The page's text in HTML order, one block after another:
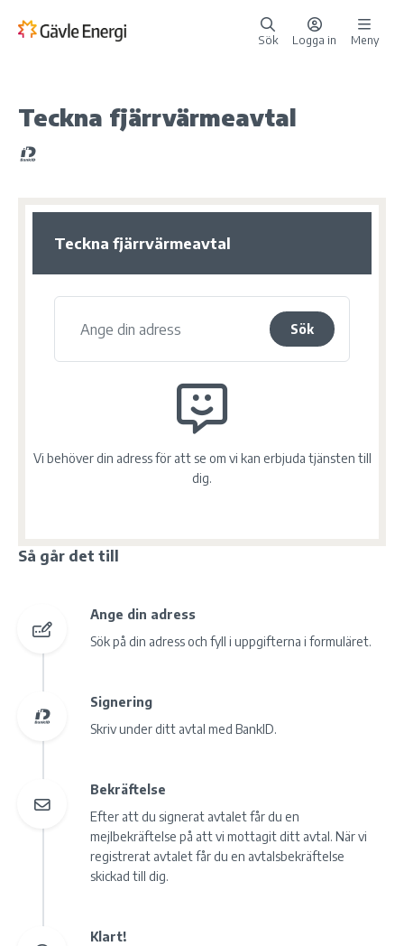
Sök Logga in Meny
Teckna fjärrvärmeavtal
Teckna fjärrvärmeavtal
Sök
Vi behöver din adress för att se om vi kan erbjuda tjänsten till
dig.
Så går det till
Ange din adress
Sök på din adress och fyll i uppgifterna i formuläret.
Signering
Skriv under ditt avtal med BankID.
Bekräftelse
Efter att du signerat avtalet får du en
mejlbekräftelse på att vi mottagit ditt avtal. När vi
registrerat avtalet får du en avtalsbekräftelse
skickad till dig.
Klart!